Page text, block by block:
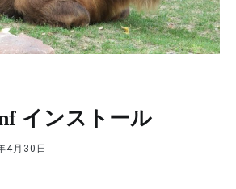
インストール
4月30日